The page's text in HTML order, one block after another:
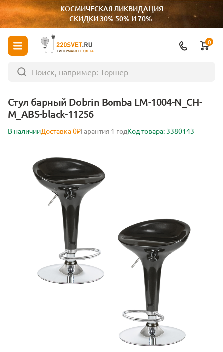
КОСМИЧЕСКАЯ ЛИКВИДАЦИЯ
СКИДКИ 30% 50% И 70%.
ГИПЕРМАРКЕТ СВЕТА
0
Стул барный Dobrin Bomba LM-1004-N_CH-
M_ABS-black-11256
В наличииДоставка 0₽Гарантия 1 годКод товара: 3380143